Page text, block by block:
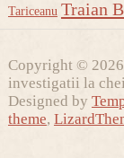
Tariceanu Traian
Copyright © 2026
investigatii la
Designed by
theme,